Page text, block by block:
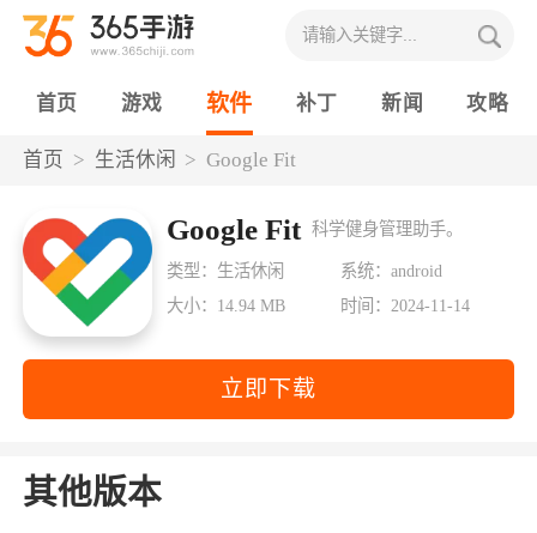
首页 游戏 软件 补丁 新闻 攻略
首页 生活休闲 Google Fit
Google Fit 科学健身管理助手。
类型：生活休闲
系统：android
大小：14.94 MB
时间：2024-11-14
立即下载
其他版本